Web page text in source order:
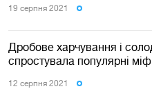
19 серпня 2021
Дробове харчування і
спростувала популярні
12 серпня 2021